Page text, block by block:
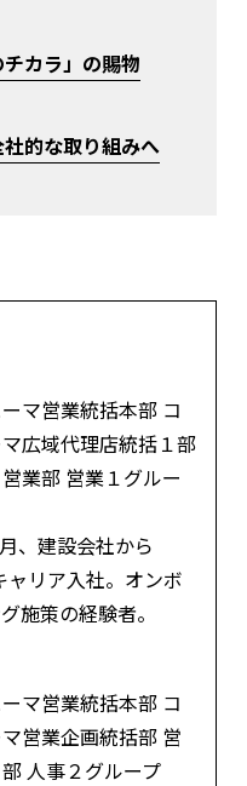
カラ」の賜物
的な取り組みへ
マ営業統括本部 コ
広域代理店統括１部
業部 営業１グルー
、建設会社から
ャリア入社。オンボ
施策の経験者。
マ営業統括本部 コ
営業企画統括部 営
人事２グループ